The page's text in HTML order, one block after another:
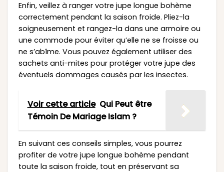
Enfin, veillez à ranger votre jupe longue bohème
correctement pendant la saison froide. Pliez-la
soigneusement et rangez-la dans une armoire ou
une commode pour éviter qu’elle ne se froisse ou
ne s’abîme. Vous pouvez également utiliser des
sachets anti-mites pour protéger votre jupe des
éventuels dommages causés par les insectes.
Voir cette article Qui Peut être
Témoin De Mariage Islam ?
En suivant ces conseils simples, vous pourrez
profiter de votre jupe longue bohème pendant
toute la saison froide, tout en préservant sa